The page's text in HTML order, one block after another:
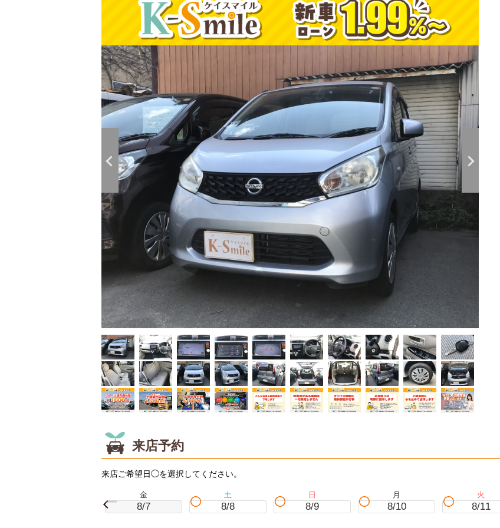
来店予約
来店ご希望日◯を選択してください。
金
8/7
土
8/8
日
8/9
月
8/10
火
8/11